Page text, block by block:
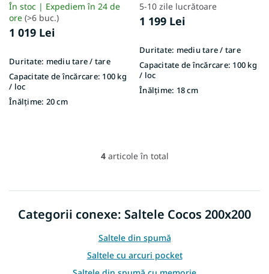
În stoc | Expediem în 24 de
ore (>6 buc.)
1 019 Lei
Duritate: mediu tare / tare
Capacitate de încărcare: 100 kg
/ loc
Înălțime: 20 cm
5-10 zile lucrătoare
1 199 Lei
Duritate: mediu tare / tare
Capacitate de încărcare: 100 kg
/ loc
Înălțime: 18 cm
C
t
o
u
l
l
4articole în total
Categorii conexe: Saltele Cocos 200x200
Saltele din spumă
Saltele cu arcuri pocket